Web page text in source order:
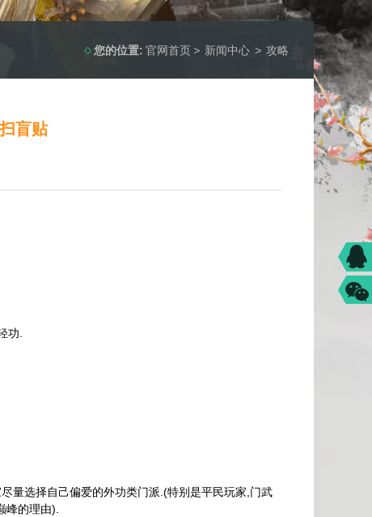
您的位置: 官网首页> 新闻中心 > 攻略
盲贴
功.
量选择自己偏爱的外功类门派.(特别是平民玩家,门武
峰的理由).